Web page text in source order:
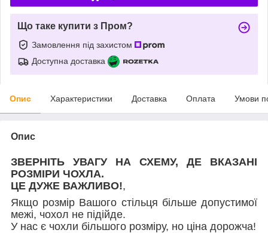
Що таке купити з Пром?
Замовлення під захистом
Доступна доставка
Опис Характеристики Доставка Оплата Умови
Опис
ЗВЕРНІТЬ УВАГУ НА СХЕМУ, ДЕ ВКАЗАНІ
РОЗМІРИ ЧОХЛА.
ЦЕ ДУЖЕ ВАЖЛИВО!,
Якщо розмiр Вашого стiльця бiльше допустимої
межі, чохол не підійде.
У нас є чохли бiльшого розмiру, но цiна дорожча!